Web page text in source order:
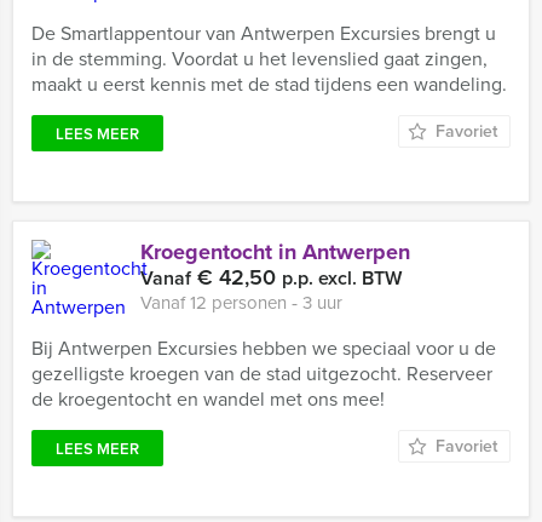
De Smartlappentour van Antwerpen Excursies brengt u
in de stemming. Voordat u het levenslied gaat zingen,
maakt u eerst kennis met de stad tijdens een wandeling.
LEES MEER Favoriet
Kroegentocht in Antwerpen
Vanaf€ 42,50 p.p. excl. BTW
Vanaf 12 personen ‐ 3 uur
Bij Antwerpen Excursies hebben we speciaal voor u de
gezelligste kroegen van de stad uitgezocht. Reserveer
de kroegentocht en wandel met ons mee!
LEES MEER Favoriet